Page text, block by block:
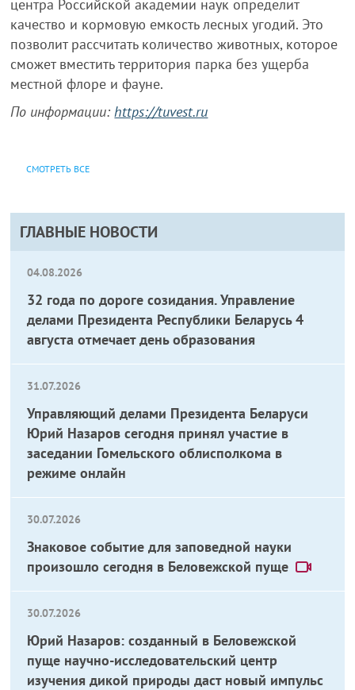
ГЛАВНЫЕ НОВОСТИ
04.08.2026
32 года по дороге созидания. Управление
делами Президента Республики Беларусь 4
августа отмечает день образования
31.07.2026
Управляющий делами Президента Беларуси
Юрий Назаров сегодня принял участие в
заседании Гомельского облисполкома в
режиме онлайн
30.07.2026
Знаковое событие для заповедной науки
произошло сегодня в Беловежской пуще
30.07.2026
Юрий Назаров: созданный в Беловежской
пуще научно-исследовательский центр
изучения дикой природы даст новый импульс
центра Российской академии наук определит
качество и кормовую емкость лесных угодий. Это
позволит рассчитать количество животных, которое
сможет вместить территория парка без ущерба
местной флоре и фауне.
По информации:https://tuvest.ru
СМОТРЕТЬ ВСЕ